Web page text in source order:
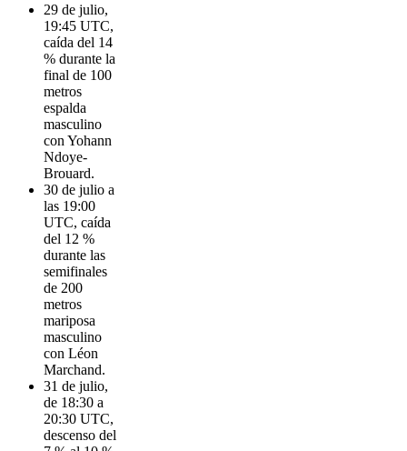
29 de julio,
19:45 UTC,
caída del 14
% durante la
final de 100
metros
espalda
masculino
con Yohann
Ndoye-
Brouard.
30 de julio a
las 19:00
UTC, caída
del 12 %
durante las
semifinales
de 200
metros
mariposa
masculino
con Léon
Marchand.
31 de julio,
de 18:30 a
20:30 UTC,
descenso del